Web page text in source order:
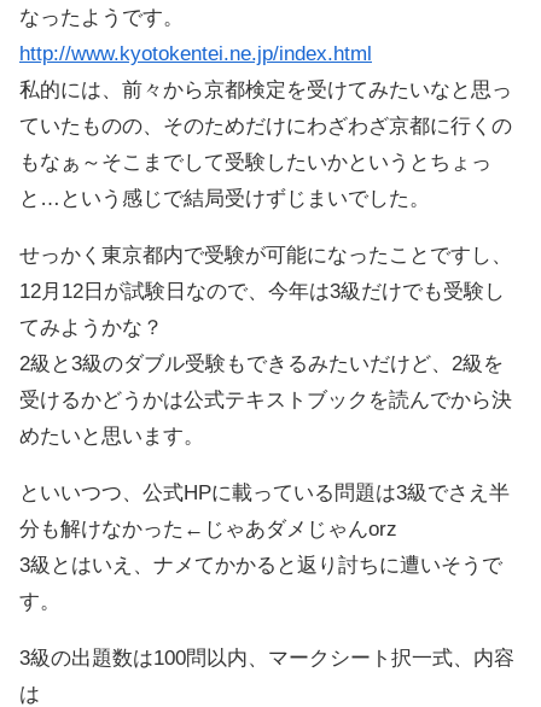
なったようです。
http://www.kyotokentei.ne.jp/index.html
私的には、前々から京都検定を受けてみたいなと思っ
ていたものの、そのためだけにわざわざ京都に行くの
もなぁ～そこまでして受験したいかというとちょっ
と…という感じで結局受けずじまいでした。
せっかく東京都内で受験が可能になったことですし、
12月12日が試験日なので、今年は3級だけでも受験し
てみようかな？
2級と3級のダブル受験もできるみたいだけど、2級を
受けるかどうかは公式テキストブックを読んでから決
めたいと思います。
といいつつ、公式HPに載っている問題は3級でさえ半
分も解けなかった←じゃあダメじゃんorz
3級とはいえ、ナメてかかると返り討ちに遭いそうで
す。
3級の出題数は100問以内、マークシート択一式、内容
は